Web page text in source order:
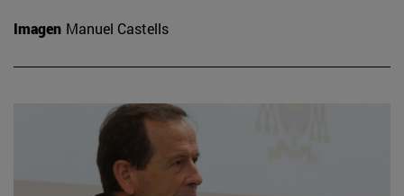
Imagen Manuel Castells